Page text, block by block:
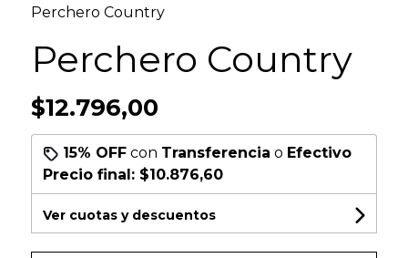
Perchero Country
Perchero Country
$12.796,00
15% OFFcon Transferencia o Efectivo
Precio final: $10.876,60
Ver cuotas y descuentos